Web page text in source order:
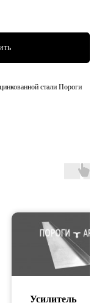
стали Пороги
Усилитель